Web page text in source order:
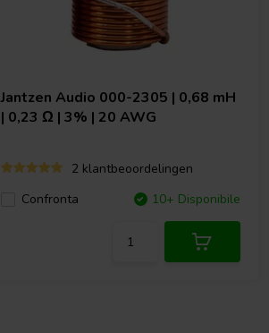
Jantzen Audio 000-2305 | 0,68 mH
| 0,23 Ω | 3% | 20 AWG
2 klantbeoordelingen
Confronta
10+ Disponibile